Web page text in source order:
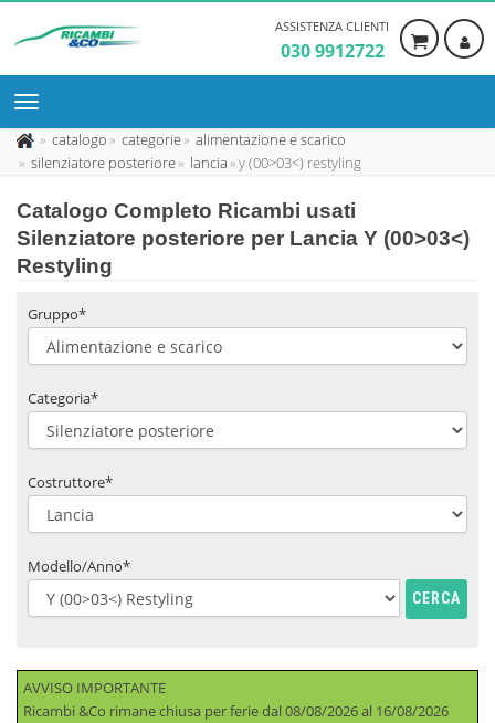
ASSISTENZA CLIENTI
030 9912722
catalogo categorie
alimentazione e scarico
silenziatore posteriore
lancia y (00>03<) restyling
Catalogo Completo Ricambi usati
Silenziatore posteriore per Lancia Y (00>03<)
Restyling
Gruppo*
Categoria*
Costruttore*
Modello/Anno*
CERCA
AVVISO IMPORTANTE
Ricambi &Co rimane chiusa per ferie dal 08/08/2026 al 16/08/2026